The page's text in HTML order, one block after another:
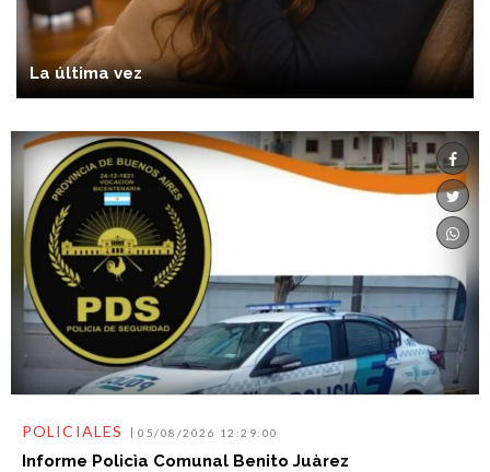
La última vez
POLICIALES 05/08/2026 12:29:00
Informe Policìa Comunal Benito Juàrez